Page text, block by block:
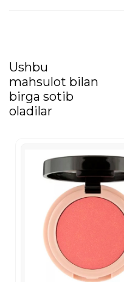
Ushbu
mahsulot bilan
birga sotib
oladilar